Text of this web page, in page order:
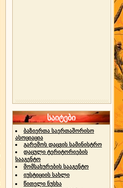
საიტები
ბაზიერთა საერთაშორისო
ასოციაცია
გარემოს დაცვის სამინისტრო
დაცული ტერიტორიების
სააგენტო
მომსახურების სააგენტო
იუსტიციის სახლი
წითელი ნუსხა